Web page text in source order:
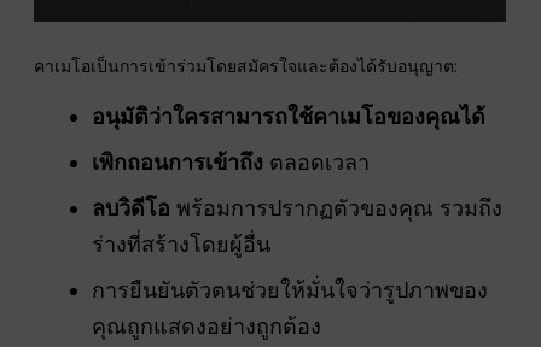
คาเมโอเป็นการเข้าร่วมโดยสมัครใจและต้องได้รับอนุญาต:
อนุมัติว่าใครสามารถใช้คาเมโอของคุณได้
เพิกถอนการเข้าถึง ตลอดเวลา
ลบวิดีโอ พร้อมการปรากฏตัวของคุณ รวมถึง
ร่างที่สร้างโดยผู้อื่น
การยืนยันตัวตนช่วยให้มั่นใจว่ารูปภาพของ
คุณถูกแสดงอย่างถูกต้อง